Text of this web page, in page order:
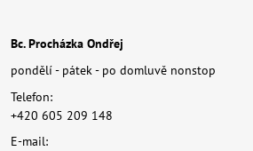
Bc. Procházka Ondřej
pondělí - pátek - po domluvě nonstop
Telefon:
+420 605 209 148
E-mail: